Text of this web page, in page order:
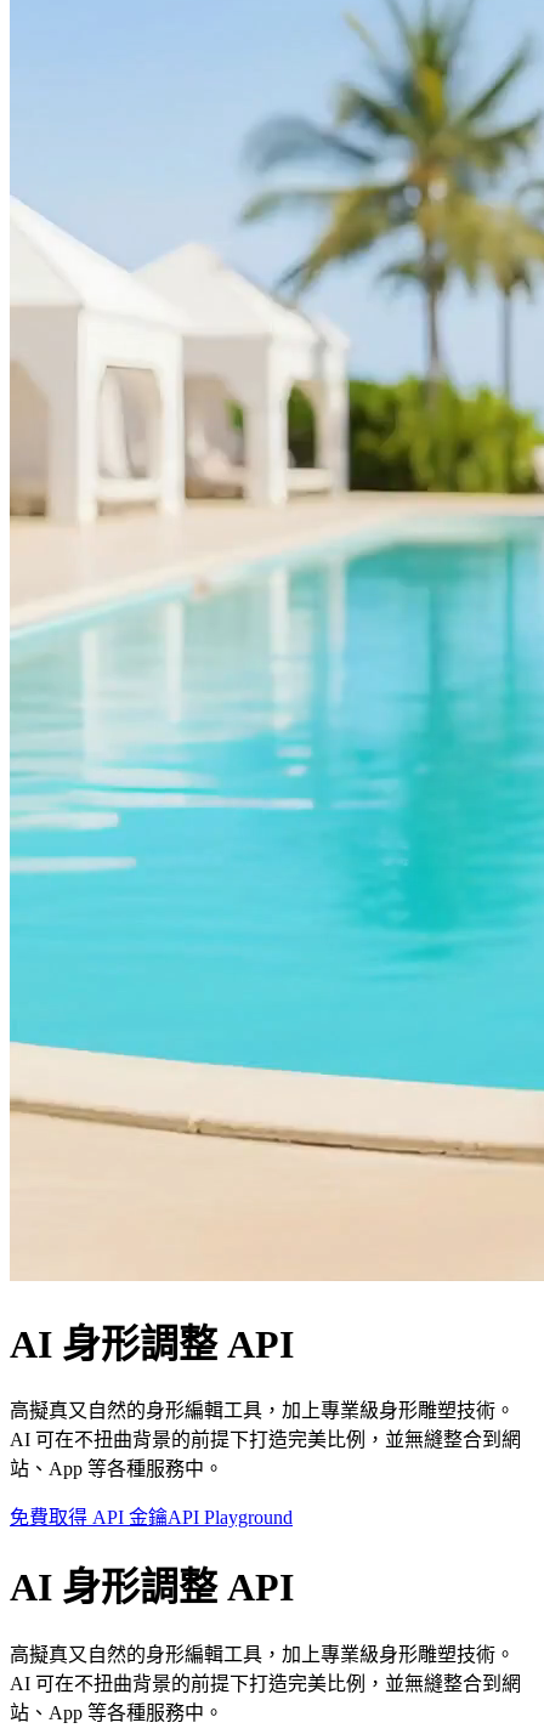
AI 身形調整 API
高擬真又自然的身形編輯工具，加上專業級身形雕塑技術。
AI 可在不扭曲背景的前提下打造完美比例，並無縫整合到網
站、App 等各種服務中。
免費取得 API 金鑰API Playground
AI 身形調整 API
高擬真又自然的身形編輯工具，加上專業級身形雕塑技術。
AI 可在不扭曲背景的前提下打造完美比例，並無縫整合到網
站、App 等各種服務中。